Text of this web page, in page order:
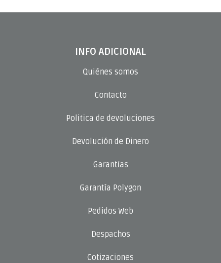
INFO ADICIONAL
Quiénes somos
Contacto
Politica de devoluciones
Devolución de Dinero
Garantías
Garantía Polygon
Pedidos Web
Despachos
Cotizaciones